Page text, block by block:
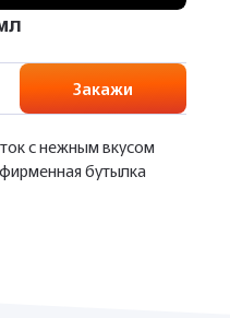
Закажи
с нежным вкусом
бутылка